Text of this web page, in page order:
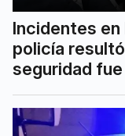
Incidentes en
policía
seguridad